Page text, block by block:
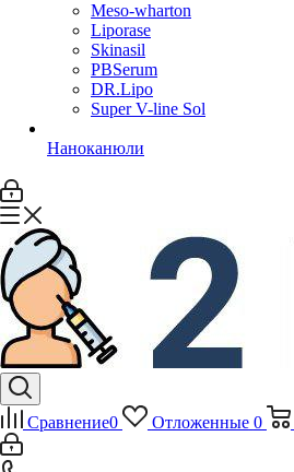
Meso-wharton
Liporase
Skinasil
PBSerum
DR.Lipo
Super V-line Sol
Наноканюли
Сравнение0 Отложенные 0